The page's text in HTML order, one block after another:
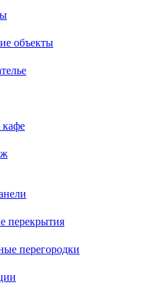
объекты
перекрытия
перегородки